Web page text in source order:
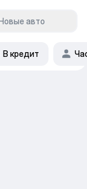
авто
В кредит